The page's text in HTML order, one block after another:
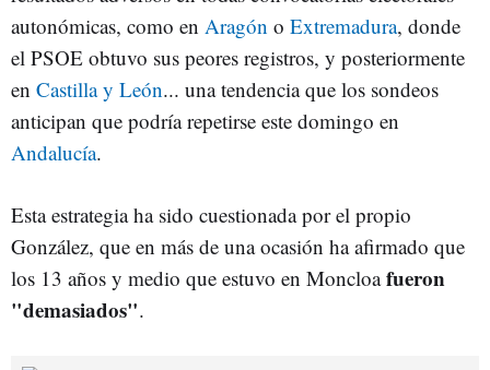
autonómicas, como en Aragón o Extremadura, donde
el PSOE obtuvo sus peores registros, y posteriormente
en Castilla y León... una tendencia que los sondeos
anticipan que podría repetirse este domingo en
Andalucía.
Esta estrategia ha sido cuestionada por el propio
González, que en más de una ocasión ha afirmado que
los 13 años y medio que estuvo en Moncloafueron
"demasiados".